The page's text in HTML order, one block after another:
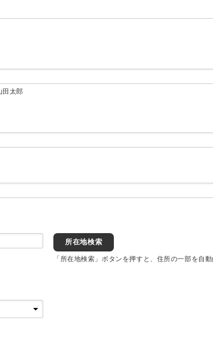
太郎
所在地検索
「所在地検索」ボタンを押すと、住所の一部を自動